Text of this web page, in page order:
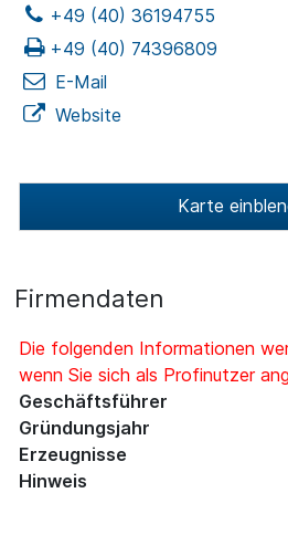
+49 (40) 36194755
+49 (40) 74396809
E-Mail
Website
Karte
Firmendaten
Die folgenden Informationen
wenn Sie sich als Profinutzer
Geschäftsführer
Gründungsjahr
Erzeugnisse
Hinweis